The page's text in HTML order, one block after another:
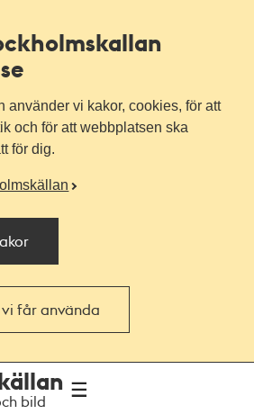
använder vi kakor, cookies, för att
och för att webbplatsen ska
för dig.
får använda
bild